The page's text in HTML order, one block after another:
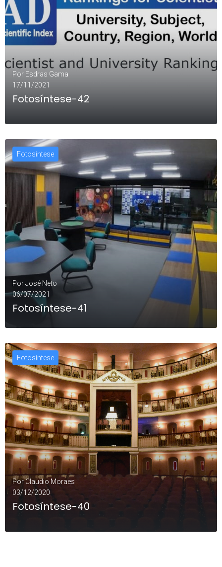
Por Esdras Gama
17/11/2021
Fotosíntese-42
Fotosíntese
PorJosé Neto
06/07/2021
Fotosíntese-41
LEIA MAIS 0
Fotosíntese
PorClaudio Moraes
03/12/2020
Fotosíntese-40